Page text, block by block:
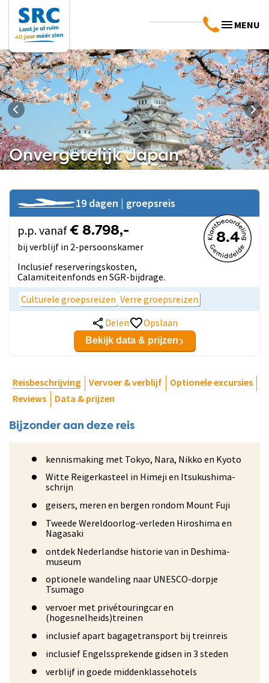
MENU
Onvergetelijk Japan
19 dagen | groepsreis
p.p. vanaf€ 8.798,-
bij verblijf in 2-persoonskamer
Inclusief reserveringskosten,
Calamiteitenfonds en SGR-bijdrage.
8.4
Culturele groepsreizen Verre groepsreizen
Delen
Opslaan
Bekijk data & prijzen
Reisbeschrijving Vervoer & verblijf
Optionele excursies
Reviews
Data & prijzen
Bijzonder aan deze reis
kennismaking met Tokyo, Nara, Nikko en Kyoto
Witte Reigerkasteel in Himeji en Itsukushima-
schrijn
geisers, meren en bergen rondom Mount Fuji
Tweede Wereldoorlog-verleden Hiroshima en
Nagasaki
ontdek Nederlandse historie van in Deshima-
museum
optionele wandeling naar UNESCO-dorpje
Tsumago
vervoer met privétouringcar en
(hogesnelheids)treinen
inclusief apart bagagetransport bij treinreis
inclusief Engelssprekende gidsen in 3 steden
verblijf in goede middenklassehotels